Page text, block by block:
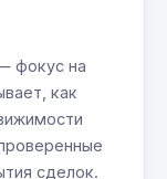
фокус на
как
сделок.